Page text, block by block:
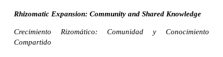
Rhizomatic Expansion: Community and Shared Knowledge
Crecimiento Rizomático: Comunidad y Conocimiento
Compartido